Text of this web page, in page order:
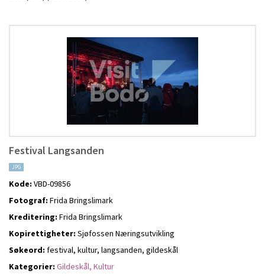
Festival Langsanden
JPG
Kode: VBD-09856
Fotograf: Frida Bringslimark
Kreditering: Frida Bringslimark
Kopirettigheter: Sjøfossen Næringsutvikling
Søkeord: festival, kultur, langsanden, gildeskål
Kategorier: Gildeskål, Kultur